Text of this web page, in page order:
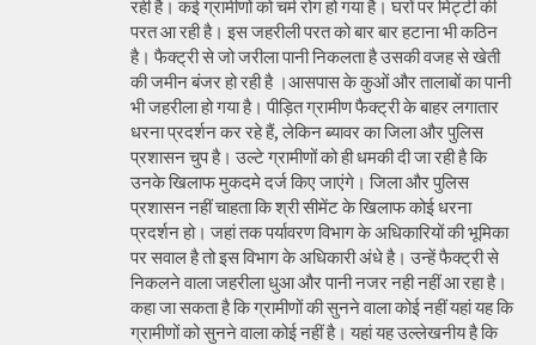
रही है। कई ग्रामीणों को चर्म रोग हो गया है। घरों पर मिट्टी की
परत आ रही है। इस जहरीली परत को बार बार हटाना भी कठिन
है। फैक्ट्री से जो जरीला पानी निकलता है उसकी वजह से खेती
की जमीन बंजर हो रही है ।आसपास के कुओं और तालाबों का पानी
भी जहरीला हो गया है। पीड़ित ग्रामीण फैक्ट्री के बाहर लगातार
धरना प्रदर्शन कर रहे हैं, लेकिन ब्यावर का जिला और पुलिस
प्रशासन चुप है। उल्टे ग्रामीणों को ही धमकी दी जा रही है कि
उनके खिलाफ मुकदमे दर्ज किए जाएंगे। जिला और पुलिस
प्रशासन नहीं चाहता कि श्री सीमेंट के खिलाफ कोई धरना
प्रदर्शन हो। जहां तक पर्यावरण विभाग के अधिकारियों की भूमिका
पर सवाल है तो इस विभाग के अधिकारी अंधे है। उन्हें फैक्ट्री से
निकलने वाला जहरीला धुआ और पानी नजर नही नहीं आ रहा है।
कहा जा सकता है कि ग्रामीणों की सुनने वाला कोई नहीं यहां यह कि
ग्रामीणों को सुनने वाला कोई नहीं है। यहां यह उल्लेखनीय है कि